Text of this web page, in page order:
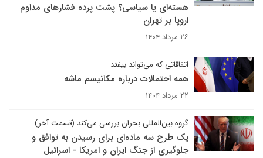
هسته‌ای یا سیاسی؟ پشت پرده فشارهای مداوم
اروپا بر تهران
۲۶ مرداد ۱۴۰۴
اتفاقاتی که می‌تواند بیفتد
همه احتمالات درباره مکانیسم ماشه
۲۲ مرداد ۱۴۰۴
گروه بین‌المللی بحران بررسی می‌کند (قسمت آخر)
یک طرح سه ماده‌ای برای رسیدن به توافق و
جلوگیری از جنگ ایران و امریکا - اسرائیل